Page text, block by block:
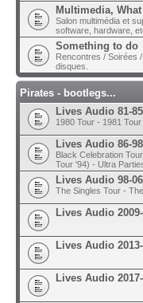
Multimedia,
Salon multimédia et
software, hardware,
Something to do
Rencontres / Soirées
disques.
Pirates - bootlegs...
Lives Audio 81-85
1980 Tour - 1981
Lives Audio 86-98
Black Celebration
Tour '94) - Ultra
Lives Audio 98-06
The Singles Tour -
Lives Audio
Lives Audio
Lives Audio